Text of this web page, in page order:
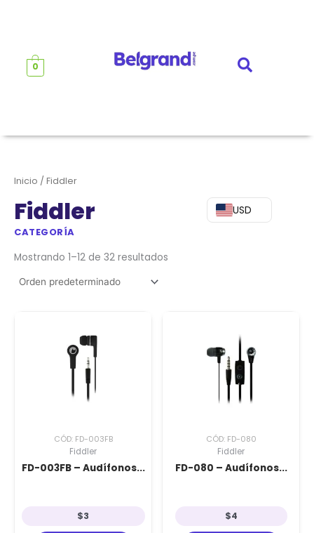
0
USD
Inicio / Fiddler
Fiddler
CATEGORÍA
Mostrando 1–12 de 32 resultados
CÓD: FD-003FB
Fiddler
FD-003FB – Audífonos...
$3
CÓD: FD-080
Fiddler
FD-080 – Audífonos...
$4